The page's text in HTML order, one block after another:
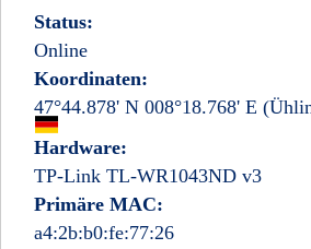
Status:
Online
Koordinaten:
47°44.878' N 008°18.768' E
Deutschland
Hardware:
TP-Link TL-WR1043ND v3
Primäre MAC:
a4:2b:b0:fe:77:26